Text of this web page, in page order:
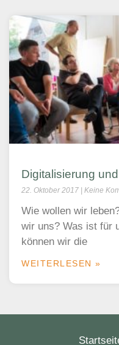
Digitalisierung
22. Oktober 2017 Keine
Wie wollen wir
wir uns? Was ist für
können wir die
WEITERLESEN »